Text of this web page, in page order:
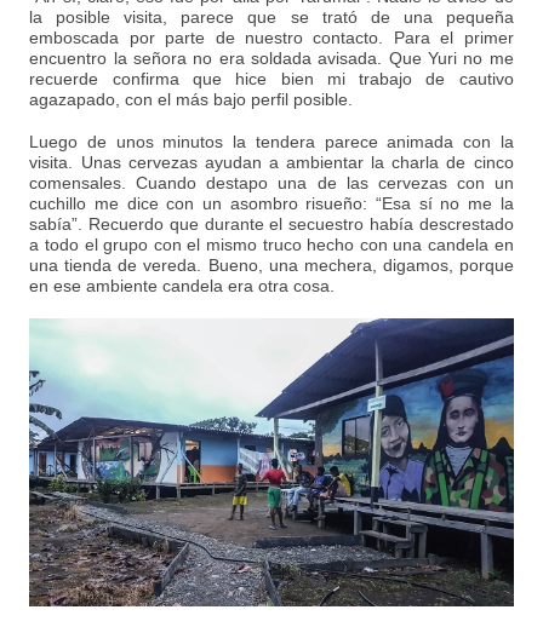
la posible visita, parece que se trató de una pequeña
emboscada por parte de nuestro contacto. Para el primer
encuentro la señora no era soldada avisada. Que Yuri no me
recuerde confirma que hice bien mi trabajo de cautivo
agazapado, con el más bajo perfil posible.
Luego de unos minutos la tendera parece animada con la
visita. Unas cervezas ayudan a ambientar la charla de cinco
comensales. Cuando destapo una de las cervezas con un
cuchillo me dice con un asombro risueño: “Esa sí no me la
sabía”. Recuerdo que durante el secuestro había descrestado
a todo el grupo con el mismo truco hecho con una candela en
una tienda de vereda. Bueno, una mechera, digamos, porque
en ese ambiente candela era otra cosa.